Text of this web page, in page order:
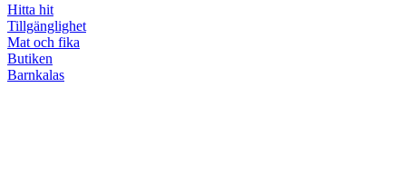
Hitta hit
Tillgänglighet
Mat och fika
Butiken
Barnkalas